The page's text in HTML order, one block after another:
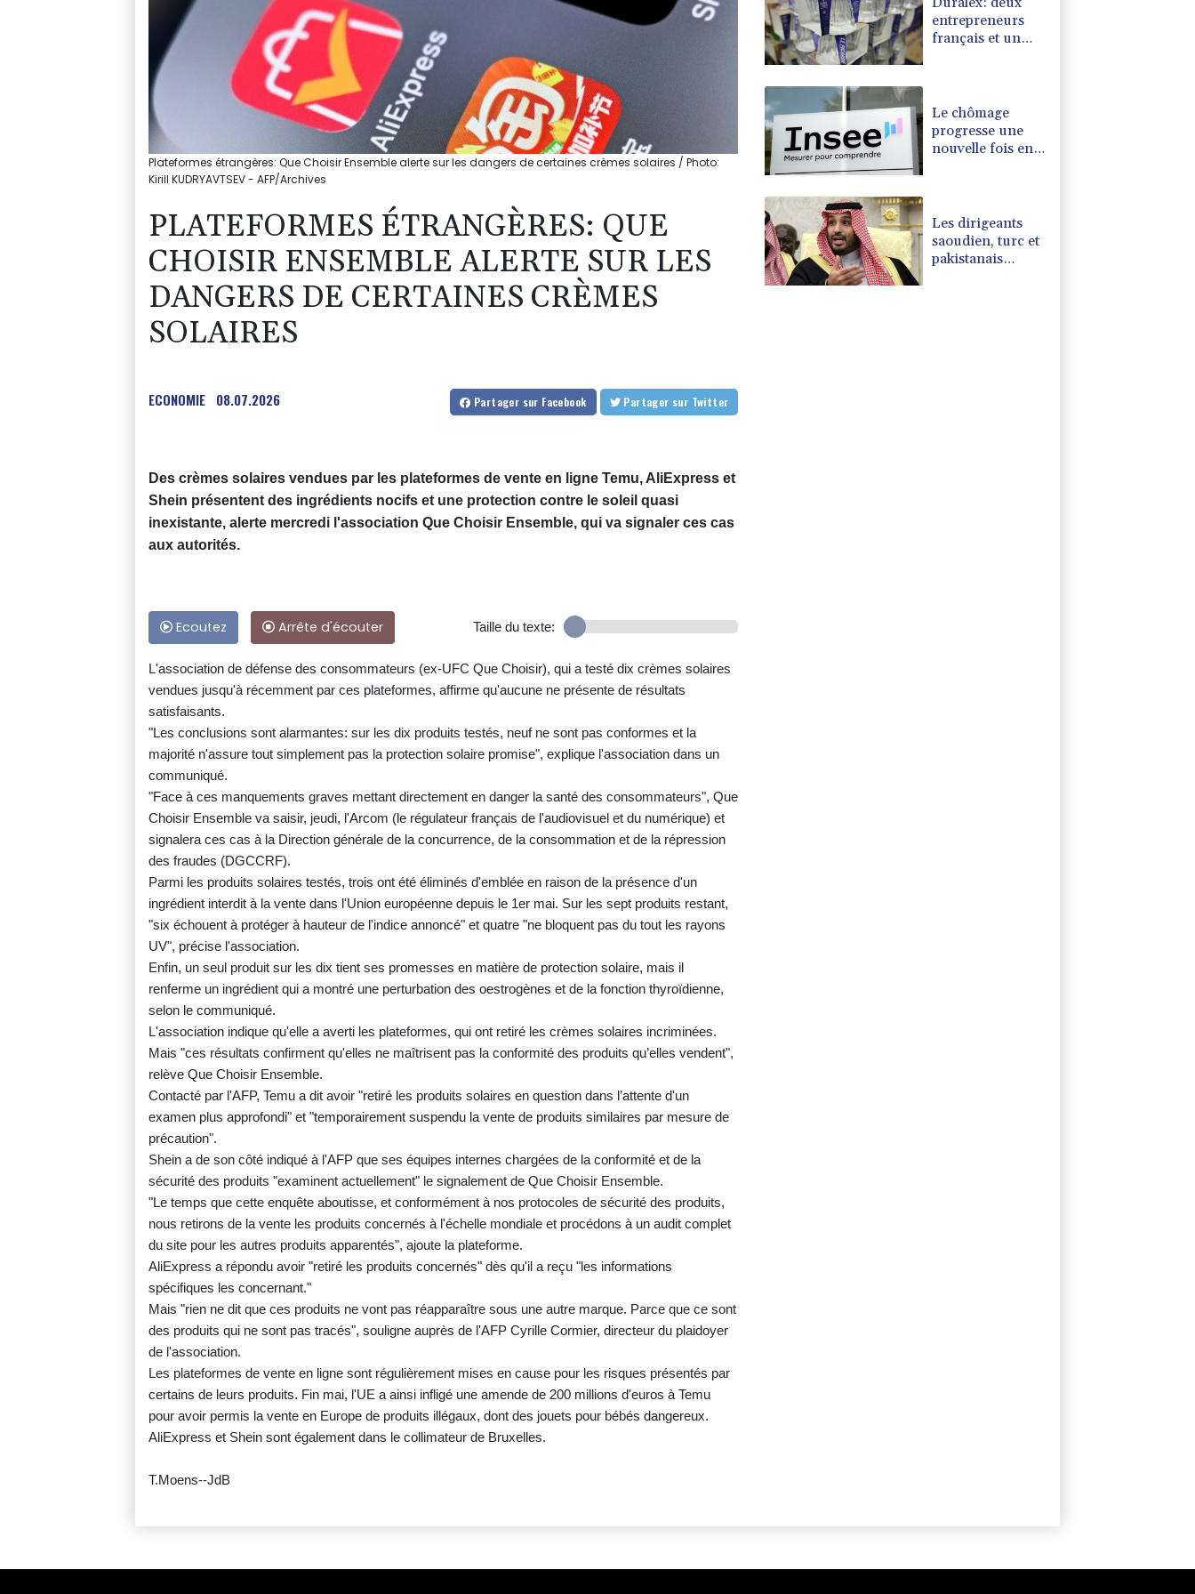
Plateformes étrangères: Que Choisir Ensemble alerte sur les dangers de certaines crèmes solaires / Photo:
Kirill KUDRYAVTSEV - AFP/Archives
PLATEFORMES ÉTRANGÈRES: QUE
CHOISIR ENSEMBLE ALERTE SUR LES
DANGERS DE CERTAINES CRÈMES
SOLAIRES
ECONOMIE 08.07.2026 Partager sur Facebook Partager sur Twitter
Des crèmes solaires vendues par les plateformes de vente en ligne Temu, AliExpress et
Shein présentent des ingrédients nocifs et une protection contre le soleil quasi
inexistante, alerte mercredi l'association Que Choisir Ensemble, qui va signaler ces cas
aux autorités.
Ecoutez Arrête d'écouter Taille du texte:
L'association de défense des consommateurs (ex-UFC Que Choisir), qui a testé dix crèmes solaires
vendues jusqu'à récemment par ces plateformes, affirme qu'aucune ne présente de résultats
satisfaisants.
"Les conclusions sont alarmantes: sur les dix produits testés, neuf ne sont pas conformes et la
majorité n'assure tout simplement pas la protection solaire promise", explique l'association dans un
communiqué.
"Face à ces manquements graves mettant directement en danger la santé des consommateurs", Que
Choisir Ensemble va saisir, jeudi, l'Arcom (le régulateur français de l'audiovisuel et du numérique) et
signalera ces cas à la Direction générale de la concurrence, de la consommation et de la répression
des fraudes (DGCCRF).
Parmi les produits solaires testés, trois ont été éliminés d'emblée en raison de la présence d'un
ingrédient interdit à la vente dans l'Union européenne depuis le 1er mai. Sur les sept produits restant,
"six échouent à protéger à hauteur de l'indice annoncé" et quatre "ne bloquent pas du tout les rayons
UV", précise l'association.
Enfin, un seul produit sur les dix tient ses promesses en matière de protection solaire, mais il
renferme un ingrédient qui a montré une perturbation des oestrogènes et de la fonction thyroïdienne,
selon le communiqué.
L'association indique qu'elle a averti les plateformes, qui ont retiré les crèmes solaires incriminées.
Mais "ces résultats confirment qu'elles ne maîtrisent pas la conformité des produits qu’elles vendent",
relève Que Choisir Ensemble.
Contacté par l'AFP, Temu a dit avoir "retiré les produits solaires en question dans l’attente d'un
examen plus approfondi" et "temporairement suspendu la vente de produits similaires par mesure de
précaution".
Shein a de son côté indiqué à l'AFP que ses équipes internes chargées de la conformité et de la
sécurité des produits "examinent actuellement" le signalement de Que Choisir Ensemble.
"Le temps que cette enquête aboutisse, et conformément à nos protocoles de sécurité des produits,
nous retirons de la vente les produits concernés à l'échelle mondiale et procédons à un audit complet
du site pour les autres produits apparentés", ajoute la plateforme.
AliExpress a répondu avoir "retiré les produits concernés" dès qu'il a reçu "les informations
spécifiques les concernant."
Mais "rien ne dit que ces produits ne vont pas réapparaître sous une autre marque. Parce que ce sont
des produits qui ne sont pas tracés", souligne auprès de l'AFP Cyrille Cormier, directeur du plaidoyer
de l'association.
Les plateformes de vente en ligne sont régulièrement mises en cause pour les risques présentés par
certains de leurs produits. Fin mai, l'UE a ainsi infligé une amende de 200 millions d'euros à Temu
pour avoir permis la vente en Europe de produits illégaux, dont des jouets pour bébés dangereux.
AliExpress et Shein sont également dans le collimateur de Bruxelles.
T.Moens--JdB
entrepreneurs
français et un
Le chômage
progresse une
nouvelle fois en
Les dirigeants
saoudien, turc et
pakistanais